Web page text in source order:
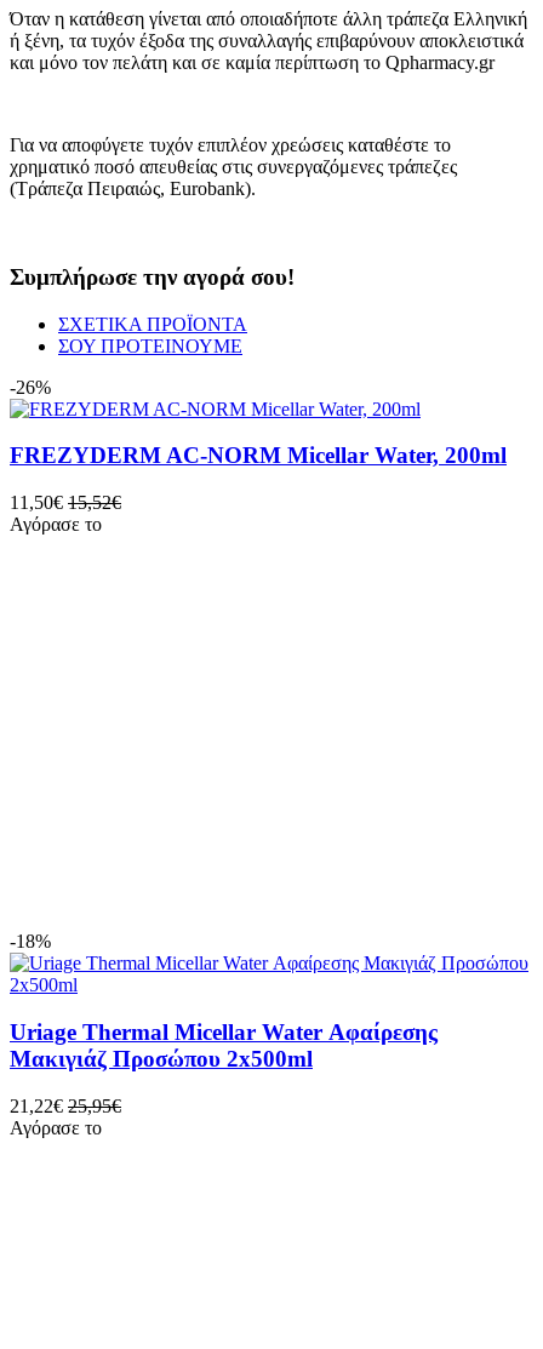
Όταν η κατάθεση γίνεται από οποιαδήποτε άλλη τράπεζα Ελληνική
ή ξένη, τα τυχόν έξοδα της συναλλαγής επιβαρύνουν αποκλειστικά
και μόνο τον πελάτη και σε καμία περίπτωση το Qpharmacy.gr
Για να αποφύγετε τυχόν επιπλέον χρεώσεις καταθέστε το
χρηματικό ποσό απευθείας στις συνεργαζόμενες τράπεζες
(Τράπεζα Πειραιώς, Eurobank).
Συμπλήρωσε την αγορά σου!
ΣΧΕΤΙΚΑ ΠΡΟΪΟΝΤΑ
ΣΟΥ ΠΡΟΤΕΙΝΟΥΜΕ
-26%
FREZYDERM AC-NORM Micellar Water, 200ml
11,50€ 15,52€
Αγόρασε το
-18%
Uriage Thermal Micellar Water Αφαίρεσης
Μακιγιάζ Προσώπου 2x500ml
21,22€ 25,95€
Αγόρασε το